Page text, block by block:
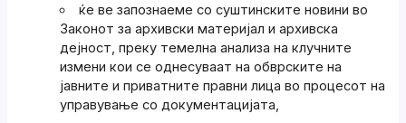
ќе ве запознаеме со суштинските новини во
Законот за архивски материјал и архивска
дејност, преку темелна анализа на клучните
измени кои се однесуваат на обврските на
јавните и приватните правни лица во процесот на
управување со документацијата,